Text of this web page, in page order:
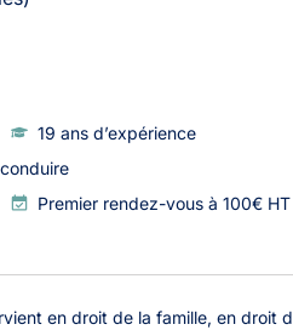
19 ans d’expérience
Premier rendez-vous à 100€ HT
en droit de la famille, en droit